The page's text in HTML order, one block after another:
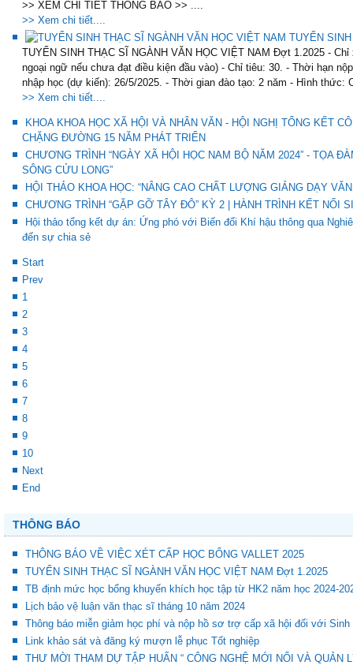
>> XEM CHI TIẾT THÔNG BÁO >> ....
>> Xem chi tiết....
TUYỂN
TUYỂN SINH THẠC SĨ NGÀNH VĂN HỌC VIỆT NAM Đợt 1.2025 -
ngoại ngữ nếu chưa đạt điều kiện đầu vào) - Chỉ tiêu: 30. - Thời hạn
nhập học (dự kiến): 26/5/2025. - Thời gian đào tạo: 2 năm - Hình thức:
>> Xem chi tiết....
KHOA KHOA HỌC XÃ HỘI VÀ NHÂN VĂN - HỘI NGHỊ TỔNG KẾT
CHẶNG ĐƯỜNG 15 NĂM PHÁT TRIỂN
CHƯƠNG TRÌNH “NGÀY XÃ HỘI HỌC NAM BỘ NĂM 2024” - TỌA
SÔNG CỬU LONG”
HỘI THẢO KHOA HỌC: “NÂNG CAO CHẤT LƯỢNG GIẢNG DẠY
CHƯƠNG TRÌNH “GẶP GỠ TÂY ĐÔ” KỲ 2 | HÀNH TRÌNH KẾT NỐI
Hội thảo tổng kết dự án: Ứng phó với Biến đổi Khí hậu thông qua
đến sự chia sẻ
Start
Prev
1
2
3
4
5
6
7
8
9
10
Next
End
THÔNG BÁO
THÔNG BÁO VỀ VIỆC XÉT CẤP HỌC BỔNG VALLET 2025
TUYỂN SINH THẠC SĨ NGÀNH VĂN HỌC VIỆT NAM Đợt 1.2025
TB định mức học bổng khuyến khích học tập từ HK2 năm học 2024-
Lịch bảo vệ luận văn thạc sĩ tháng 10 năm 2024
Thông báo miễn giảm học phí và nộp hồ sơ trợ cấp xã hội đối với Sinh
Link khảo sát và đăng ký mượn lễ phục Tốt nghiệp
THƯ MỜI THAM DỰ TẬP HUẤN “ CÔNG NGHỆ MỚI NỔI VÀ QUẢN